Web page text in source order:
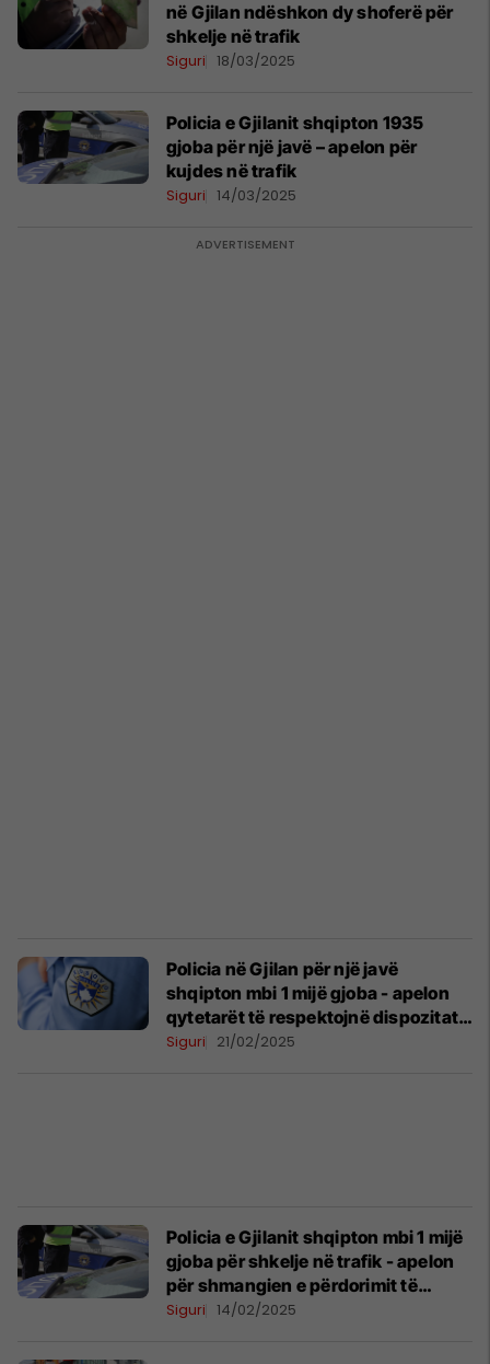
në Gjilan ndëshkon dy shoferë për
shkelje në trafik
Siguri 18/03/2025
Policia e Gjilanit shqipton 1935
gjoba për një javë – apelon për
kujdes në trafik
Siguri 14/03/2025
Policia në Gjilan për një javë
shqipton mbi 1 mijë gjoba - apelon
qytetarët të respektojnë dispozitat
ligjore në trafik
Siguri 21/02/2025
Policia e Gjilanit shqipton mbi 1 mijë
gjoba për shkelje në trafik - apelon
për shmangien e përdorimit të
telefonit gjatë ngasjes
Siguri 14/02/2025